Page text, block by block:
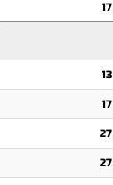
17
13
17
27
27